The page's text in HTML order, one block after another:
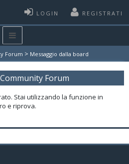
LOGIN REGISTRATI
Forum > Messaggio dalla board
Forum
Stai utilizzando la funzione in
e riprova.